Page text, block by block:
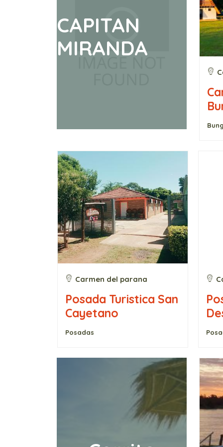
CAPITAN
MIRANDA
Carmen del parana
Posada Turistica San
Cayetano
Posadas